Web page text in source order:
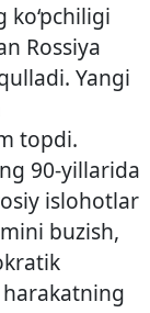
Rossiya
Yangi
topdi.
90-yillarida
islohotlar
buzish,